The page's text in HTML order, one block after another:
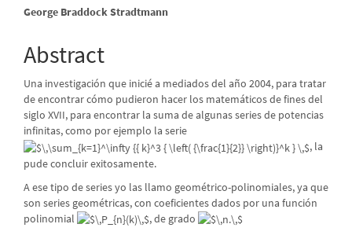
Main
Article
Content
George Braddock Stradtmann
Abstract
Una investigación que inicié a mediados del año 2004, para tratar
de encontrar cómo pudieron hacer los matemáticos de fines del
siglo XVII, para encontrar la suma de algunas series de potencias
infinitas, como por ejemplo la serie
, la
pude concluir exitosamente.
A ese tipo de series yo las llamo geométrico-polinomiales, ya que
son series geométricas, con coeficientes dados por una función
polinomial
, de grado